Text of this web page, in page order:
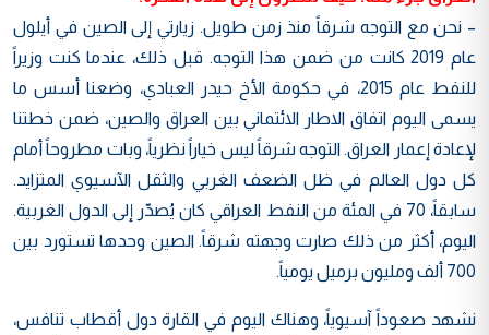
– نحن مع التوجه شرقاً منذ زمن طويل. زيارتي إلى الصين في أيلول
عام 2019 كانت من ضمن هذا التوجه. قبل ذلك، عندما كنت وزيراً
للنفط عام 2015، في حكومة الأخ حيدر العبادي، وضعنا أسس ما
يسمى اليوم اتفاق الاطار الائتماني بين العراق والصين، ضمن خطتنا
لإعادة إعمار العراق. التوجه شرقاً ليس خياراً نظرياً، وبات مطروحاً أمام
كل دول العالم في ظل الضعف الغربي والثقل الآسيوي المتزايد.
سابقاً، 70 في المئة من النفط العراقي كان يُصدّر إلى الدول الغربية.
اليوم، أكثر من ذلك صارت وجهته شرقاً. الصين وحدها تستورد بين
700 ألف ومليون برميل يومياً.
نشهد صعوداً آسيوياً، وهناك اليوم في القارة دول أقطاب تنافس،